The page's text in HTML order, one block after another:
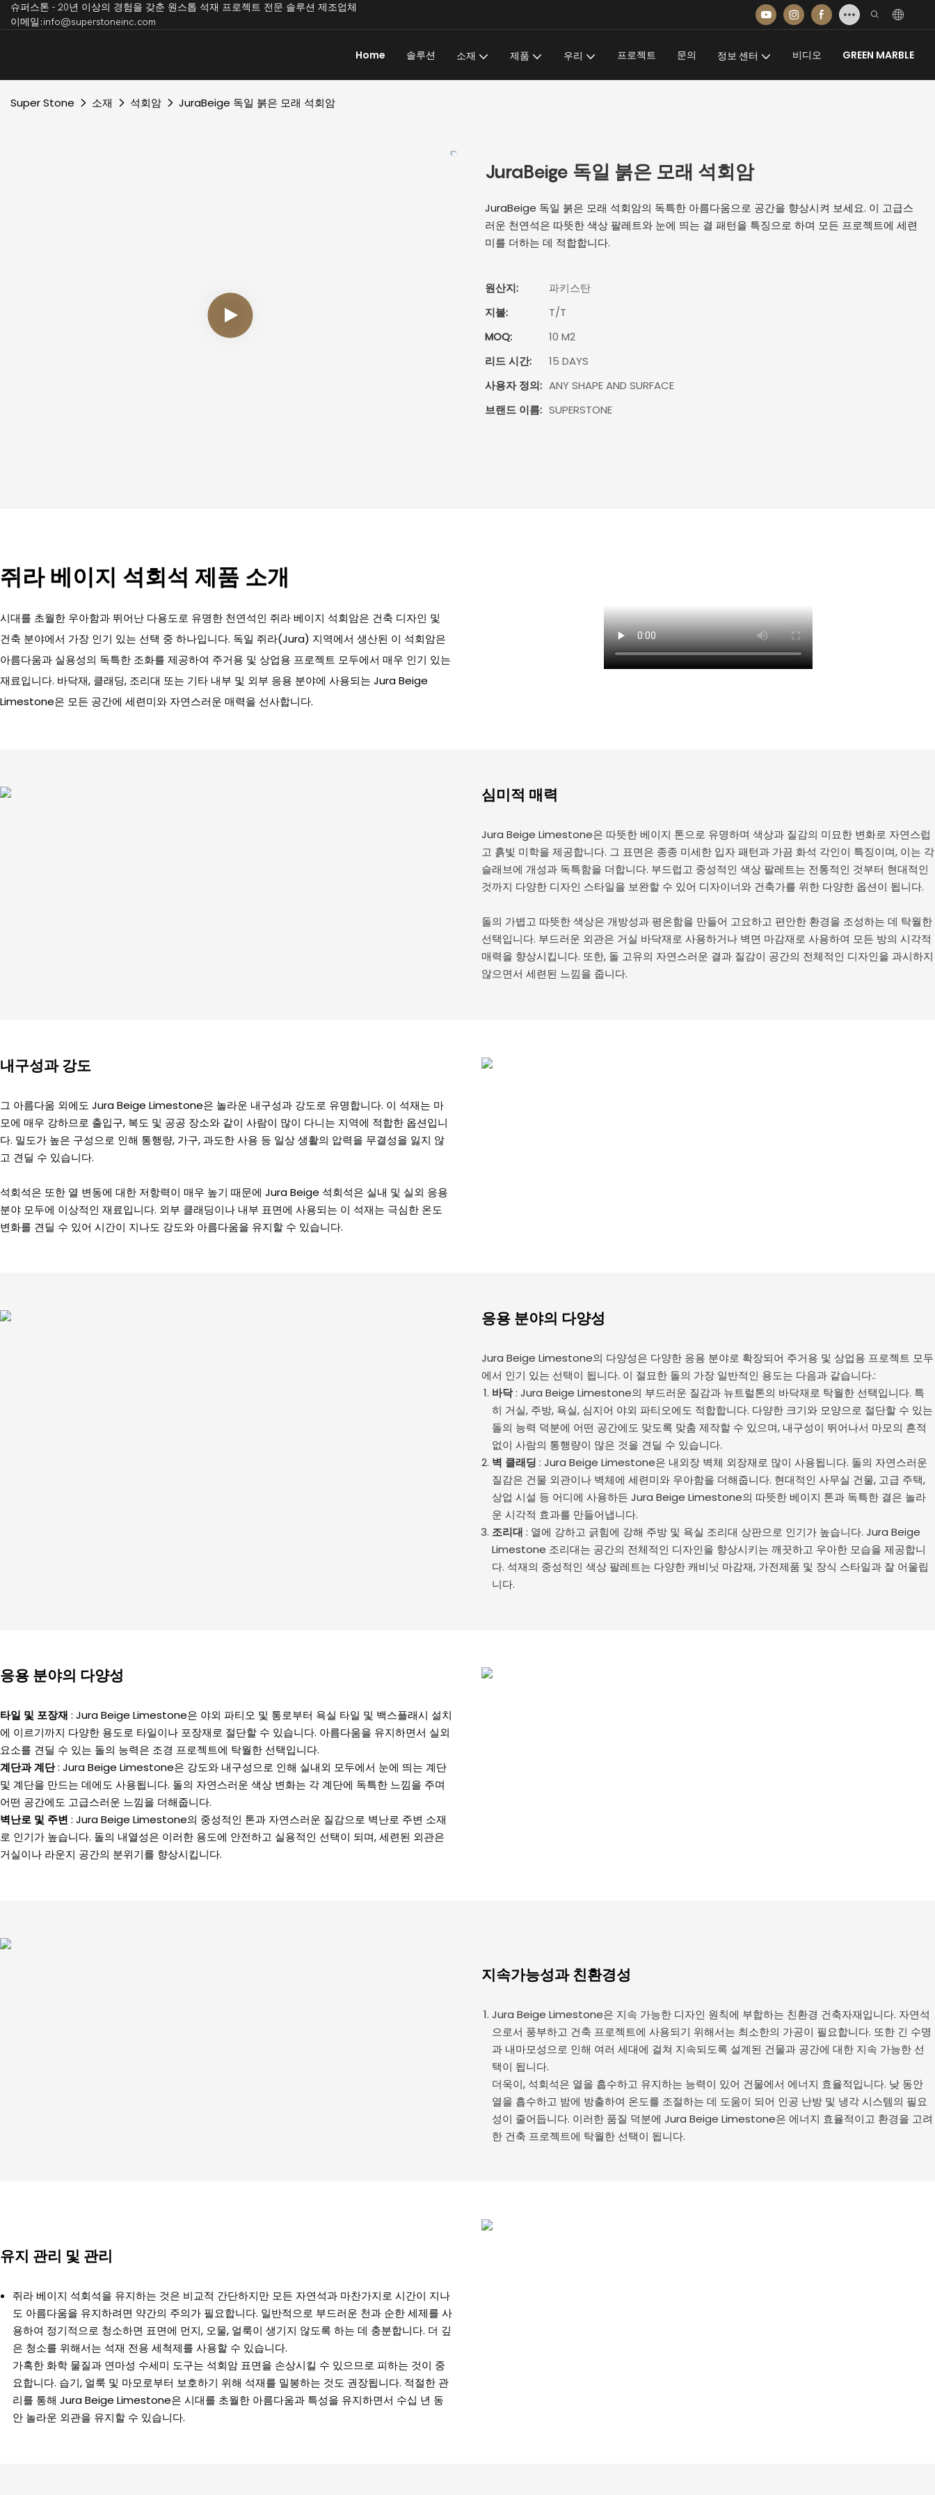
슈퍼스톤 - 20년 이상의 경험을 갖춘 원스톱 석재 프로젝트 전문 솔루션 제조업체
이메일:info@superstoneinc.com
Home 솔루션 소재 제품 우리 프로젝트 문의 정보 센터 비디오 GREEN MARBLE
Super Stone 소재 석회암 JuraBeige 독일 붉은 모래 석회암
JuraBeige 독일 붉은 모래 석회암
JuraBeige 독일 붉은 모래 석회암의 독특한 아름다움으로 공간을 향상시켜 보세요. 이 고급스
러운 천연석은 따뜻한 색상 팔레트와 눈에 띄는 결 패턴을 특징으로 하며 모든 프로젝트에 세련
미를 더하는 데 적합합니다.
원산지:
파키스탄
지불:
T/T
MOQ:
10 M2
리드 시간:
15 DAYS
사용자 정의: ANY SHAPE AND SURFACE
브랜드 이름: SUPERSTONE
쥐라 베이지 석회석 제품 소개
시대를 초월한 우아함과 뛰어난 다용도로 유명한 천연석인 쥐라 베이지 석회암은 건축 디자인 및
건축 분야에서 가장 인기 있는 선택 중 하나입니다. 독일 쥐라(Jura) 지역에서 생산된 이 석회암은
아름다움과 실용성의 독특한 조화를 제공하여 주거용 및 상업용 프로젝트 모두에서 매우 인기 있는
재료입니다. 바닥재, 클래딩, 조리대 또는 기타 내부 및 외부 응용 분야에 사용되는 Jura Beige
Limestone은 모든 공간에 세련미와 자연스러운 매력을 선사합니다.
심미적 매력
Jura Beige Limestone은 따뜻한 베이지 톤으로 유명하며 색상과 질감의 미묘한 변화로 자연스럽
고 흙빛 미학을 제공합니다. 그 표면은 종종 미세한 입자 패턴과 가끔 화석 각인이 특징이며, 이는 각
슬래브에 개성과 독특함을 더합니다. 부드럽고 중성적인 색상 팔레트는 전통적인 것부터 현대적인
것까지 다양한 디자인 스타일을 보완할 수 있어 디자이너와 건축가를 위한 다양한 옵션이 됩니다.
돌의 가볍고 따뜻한 색상은 개방성과 평온함을 만들어 고요하고 편안한 환경을 조성하는 데 탁월한
선택입니다. 부드러운 외관은 거실 바닥재로 사용하거나 벽면 마감재로 사용하여 모든 방의 시각적
매력을 향상시킵니다. 또한, 돌 고유의 자연스러운 결과 질감이 공간의 전체적인 디자인을 과시하지
않으면서 세련된 느낌을 줍니다.
내구성과 강도
그 아름다움 외에도 Jura Beige Limestone은 놀라운 내구성과 강도로 유명합니다. 이 석재는 마
모에 매우 강하므로 출입구, 복도 및 공공 장소와 같이 사람이 많이 다니는 지역에 적합한 옵션입니
다. 밀도가 높은 구성으로 인해 통행량, 가구, 과도한 사용 등 일상 생활의 압력을 무결성을 잃지 않
고 견딜 수 있습니다.
석회석은 또한 열 변동에 대한 저항력이 매우 높기 때문에 Jura Beige 석회석은 실내 및 실외 응용
분야 모두에 이상적인 재료입니다. 외부 클래딩이나 내부 표면에 사용되는 이 석재는 극심한 온도
변화를 견딜 수 있어 시간이 지나도 강도와 아름다움을 유지할 수 있습니다.
응용 분야의 다양성
Jura Beige Limestone의 다양성은 다양한 응용 분야로 확장되어 주거용 및 상업용 프로젝트 모두
에서 인기 있는 선택이 됩니다. 이 절묘한 돌의 가장 일반적인 용도는 다음과 같습니다.:
바닥: Jura Beige Limestone의 부드러운 질감과 뉴트럴톤의 바닥재로 탁월한 선택입니다. 특
히 거실, 주방, 욕실, 심지어 야외 파티오에도 적합합니다. 다양한 크기와 모양으로 절단할 수 있는
돌의 능력 덕분에 어떤 공간에도 맞도록 맞춤 제작할 수 있으며, 내구성이 뛰어나서 마모의 흔적
없이 사람의 통행량이 많은 것을 견딜 수 있습니다.
벽 클래딩: Jura Beige Limestone은 내외장 벽체 외장재로 많이 사용됩니다. 돌의 자연스러운
질감은 건물 외관이나 벽체에 세련미와 우아함을 더해줍니다. 현대적인 사무실 건물, 고급 주택,
상업 시설 등 어디에 사용하든 Jura Beige Limestone의 따뜻한 베이지 톤과 독특한 결은 놀라
운 시각적 효과를 만들어냅니다.
조리대: 열에 강하고 긁힘에 강해 주방 및 욕실 조리대 상판으로 인기가 높습니다. Jura Beige
Limestone 조리대는 공간의 전체적인 디자인을 향상시키는 깨끗하고 우아한 모습을 제공합니
다. 석재의 중성적인 색상 팔레트는 다양한 캐비닛 마감재, 가전제품 및 장식 스타일과 잘 어울립
니다.
응용 분야의 다양성
타일 ​​및 포장재 : Jura Beige Limestone은 야외 파티오 및 통로부터 욕실 타일 및 백스플래시 설치
에 이르기까지 다양한 용도로 타일이나 포장재로 절단할 수 있습니다. 아름다움을 유지하면서 실외
요소를 견딜 수 있는 돌의 능력은 조경 프로젝트에 탁월한 선택입니다.
계단과 계단: Jura Beige Limestone은 강도와 ​​내구성으로 인해 실내외 모두에서 눈에 띄는 계단
및 계단을 만드는 데에도 사용됩니다. 돌의 자연스러운 색상 변화는 각 계단에 독특한 느낌을 주며
어떤 공간에도 고급스러운 느낌을 더해줍니다.
벽난로 및 주변 : Jura Beige Limestone의 중성적인 톤과 자연스러운 질감으로 벽난로 주변 소재
로 인기가 높습니다. 돌의 내열성은 이러한 용도에 안전하고 실용적인 선택이 되며, 세련된 외관은
거실이나 라운지 공간의 분위기를 향상시킵니다.
지속가능성과 친환경성
Jura Beige Limestone은 지속 가능한 디자인 원칙에 부합하는 친환경 건축자재입니다. 자연석
으로서 풍부하고 건축 프로젝트에 사용되기 위해서는 최소한의 가공이 필요합니다. 또한 긴 수명
과 내마모성으로 인해 여러 세대에 걸쳐 지속되도록 설계된 건물과 공간에 대한 지속 가능한 선
택이 됩니다.
더욱이, 석회석은 열을 흡수하고 유지하는 능력이 있어 건물에서 에너지 효율적입니다. 낮 동안
열을 흡수하고 밤에 방출하여 온도를 조절하는 데 도움이 되어 인공 난방 및 냉각 시스템의 필요
성이 줄어듭니다. 이러한 품질 덕분에 Jura Beige Limestone은 에너지 효율적이고 환경을 고려
한 건축 프로젝트에 탁월한 선택이 됩니다.
유지 관리 및 관리
쥐라 베이지 석회석을 유지하는 것은 비교적 간단하지만 모든 자연석과 마찬가지로 시간이 지나
도 아름다움을 유지하려면 약간의 주의가 필요합니다. 일반적으로 부드러운 천과 순한 세제를 사
용하여 정기적으로 청소하면 표면에 먼지, 오물, 얼룩이 생기지 않도록 하는 데 충분합니다. 더 깊
은 청소를 위해서는 석재 전용 세척제를 사용할 수 있습니다.
가혹한 화학 물질과 연마성 수세미 도구는 석회암 표면을 손상시킬 수 있으므로 피하는 것이 중
요합니다. 습기, 얼룩 및 마모로부터 보호하기 위해 석재를 밀봉하는 것도 권장됩니다. 적절한 관
리를 통해 Jura Beige Limestone은 시대를 초월한 아름다움과 특성을 유지하면서 수십 년 동
안 놀라운 외관을 유지할 수 있습니다.